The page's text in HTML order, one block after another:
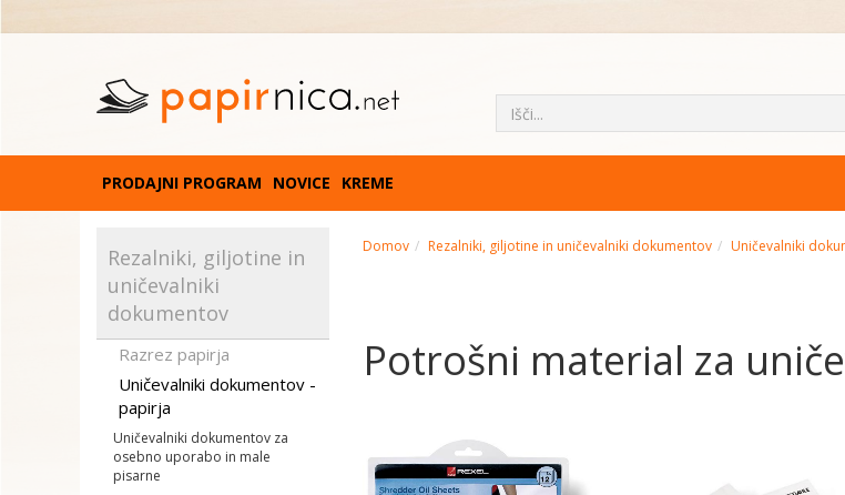
PRODAJNI PROGRAM NOVICE KREME
Rezalniki, giljotine in
uničevalniki
dokumentov
Razrez papirja
Uničevalniki dokumentov -
papirja
Uničevalniki dokumentov za
osebno uporabo in male
pisarne
Domov Rezalniki, giljotine in uničevalniki dokumentov Uničevalniki
Potrošni material za